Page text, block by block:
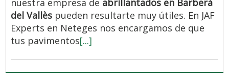
nuestra empresa de abrillantados en Barberà
del Vallès pueden resultarte muy útiles. En JAF
Experts en Neteges nos encargamos de que
tus pavimentos[...]